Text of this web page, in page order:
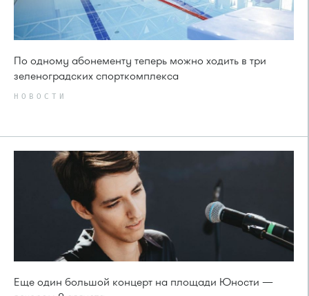
По одному абонементу теперь можно ходить в три
зеленоградских спорткомплекса
НОВОСТИ
Еще один большой концерт на площади Юности —